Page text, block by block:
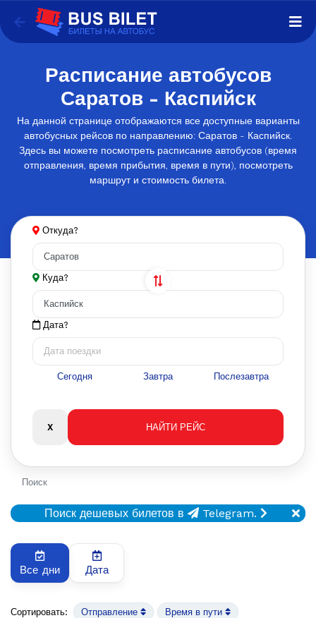
Расписание автобусов
Саратов - Каспийск
На данной странице отображаются все доступные варианты
автобусных рейсов по направлению: Саратов - Каспийск.
Здесь вы можете посмотреть расписание автобусов (время
отправления, время прибытия, время в пути), посмотреть
маршрут и стоимость билета.
Откуда?
Куда?
Дата?
Сегодня Завтра Послезавтра
Поиск
Поиск дешевых билетов в Telegram.
Все дни Дата
Сортировать: Отправление Время в пути